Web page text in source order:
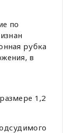
по
рубка
в
1,2